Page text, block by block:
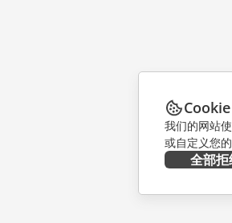
我们的网站
或自定义您的
全部拒